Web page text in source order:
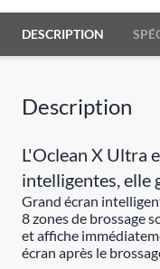
DESCRIPTION
Description
L'Oclean X Ultra
intelligentes, elle
Grand écran
8 zones de brossage
et affiche
écran après le